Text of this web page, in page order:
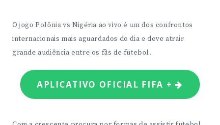
O jogo Polônia vs Nigéria ao vivo é um dos confrontos
internacionais mais aguardados do dia e deve atrair
grande audiência entre os fãs de futebol.
APLICATIVO OFICIAL FIFA +